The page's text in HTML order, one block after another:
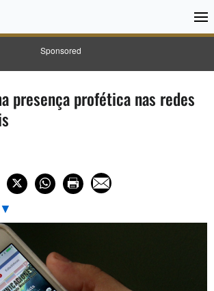
Sponsored
presença profética nas redes
▼